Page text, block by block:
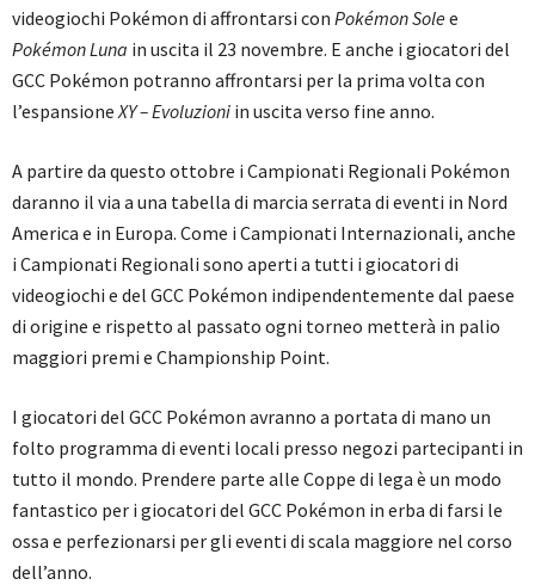
videogiochi Pokémon di affrontarsi con Pokémon Solee
Pokémon Luna in uscita il 23 novembre. E anche i giocatori del
GCC Pokémon potranno affrontarsi per la prima volta con
l’espansione XY – Evoluzioni in uscita verso fine anno.
A partire da questo ottobre i Campionati Regionali Pokémon
daranno il via a una tabella di marcia serrata di eventi in Nord
America e in Europa. Come i Campionati Internazionali, anche
i Campionati Regionali sono aperti a tutti i giocatori di
videogiochi e del GCC Pokémon indipendentemente dal paese
di origine e rispetto al passato ogni torneo metterà in palio
maggiori premi e Championship Point.
I giocatori del GCC Pokémon avranno a portata di mano un
folto programma di eventi locali presso negozi partecipanti in
tutto il mondo. Prendere parte alle Coppe di lega è un modo
fantastico per i giocatori del GCC Pokémon in erba di farsi le
ossa e perfezionarsi per gli eventi di scala maggiore nel corso
dell’anno.